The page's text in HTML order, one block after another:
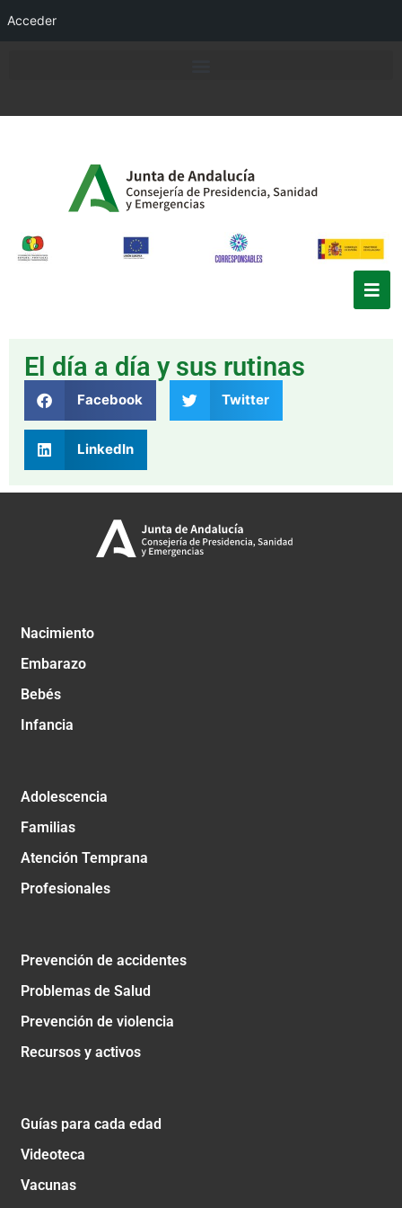
Acceder
El día a día y sus rutinas
Facebook Twitter
LinkedIn
Nacimiento
Embarazo
Bebés
Infancia
Adolescencia
Familias
Atención Temprana
Profesionales
Prevención de accidentes
Problemas de Salud
Prevención de violencia
Recursos y activos
Guías para cada edad
Videoteca
Vacunas